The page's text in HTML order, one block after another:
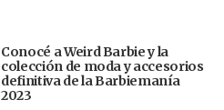
Conocé a Weird Barbie y la
colección de moda y accesorios
definitiva de la Barbiemanía
2023